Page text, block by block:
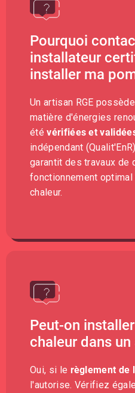
Pourquoi
installateur
installer ma
Un artisan RGE
matière d'énergies
été vérifiées et
indépendant
garantit des travaux de
fonctionnement
chaleur.
Peut-on
chaleur dans
Oui, si le règlement de
l'autorise. Vérifiez